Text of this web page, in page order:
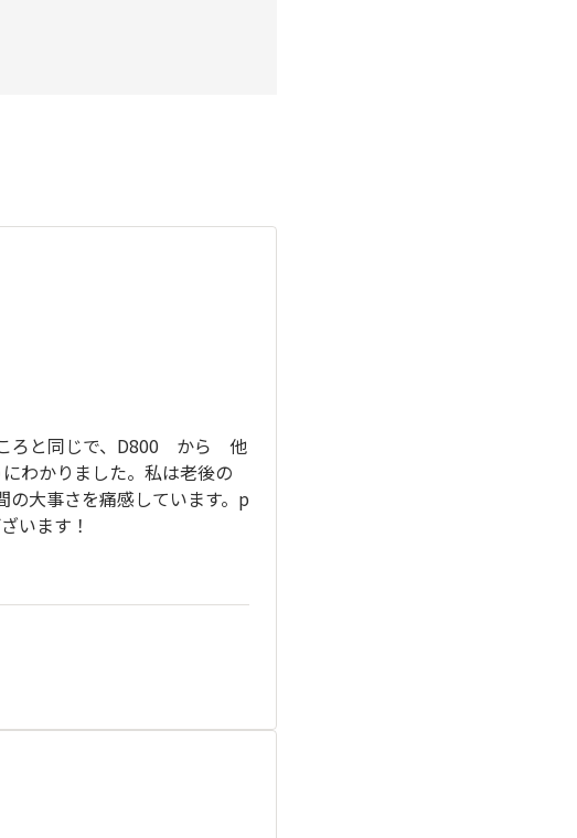
ころと同じで、D800 から 他
わかりました。私は老後の
の大事さを痛感しています。p
います！